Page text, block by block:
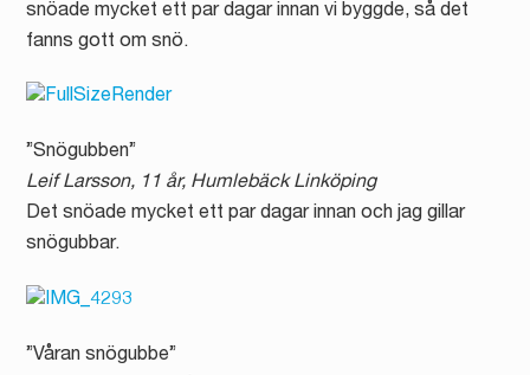
snöade mycket ett par dagar innan vi byggde, så det
fanns gott om snö.
”Snögubben”
Leif Larsson, 11 år, Humlebäck Linköping
Det snöade mycket ett par dagar innan och jag gillar
snögubbar.
”Våran snögubbe”